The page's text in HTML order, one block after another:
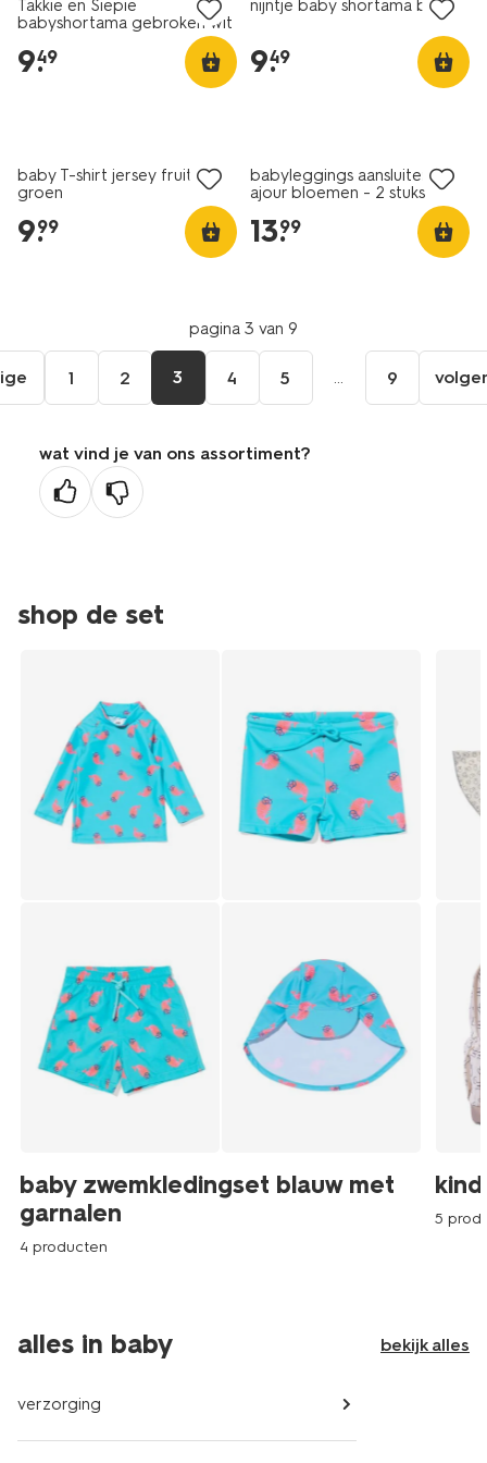
Takkie en Siepie
babyshortama gebroken wit
9.
49
nijntje baby shortama beige
9.
49
baby T-shirt jersey fruit
groen
9.
99
babyleggings aansluitend
ajour bloemen - 2 stuks
13.
99
pagina 3 van 9
1 2 3 4 5 ... 9
wat vind je van ons assortiment?
shop de set
baby zwemkledingset blauw met
garnalen
4 producten
5
alles in baby bekijk alles
verzorging